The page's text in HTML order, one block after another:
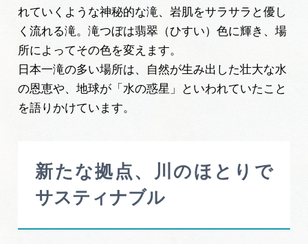
れていくような神秘的な滝、岩肌をサラサラと優し
く流れる滝。滝つぼは翡翠（ひすい）色に輝き、場
所によってその色を変えます。
日本一滝の多い場所は、自然が生み出した壮大な水
の恩恵や、地球が「水の惑星」といわれていたこと
を語りかけています。
新たな拠点、川のほとりで
サスティナブル